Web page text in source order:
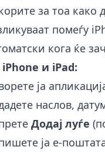
за тоа како
помеѓу
кога ќе
и iPad:
ја
наслов,
Додај луѓе
ја е-